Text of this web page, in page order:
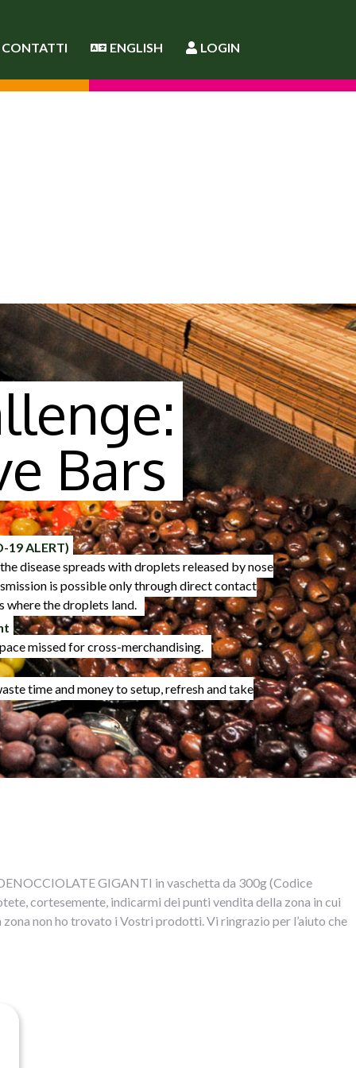
CONTATTI ENGLISH LOGIN
Bars
19 ALERT)
disease spreads with droplets released by nose
is possible only through direct contact
where the droplets land.
missed for cross-merchandising.
time and money to setup, refresh and take
GIGANTI in vaschetta da 300g (Codice
cortesemente, indicarmi dei punti vendita della zona in cui
non ho trovato i Vostri prodotti. Vi ringrazio per l’aiuto che